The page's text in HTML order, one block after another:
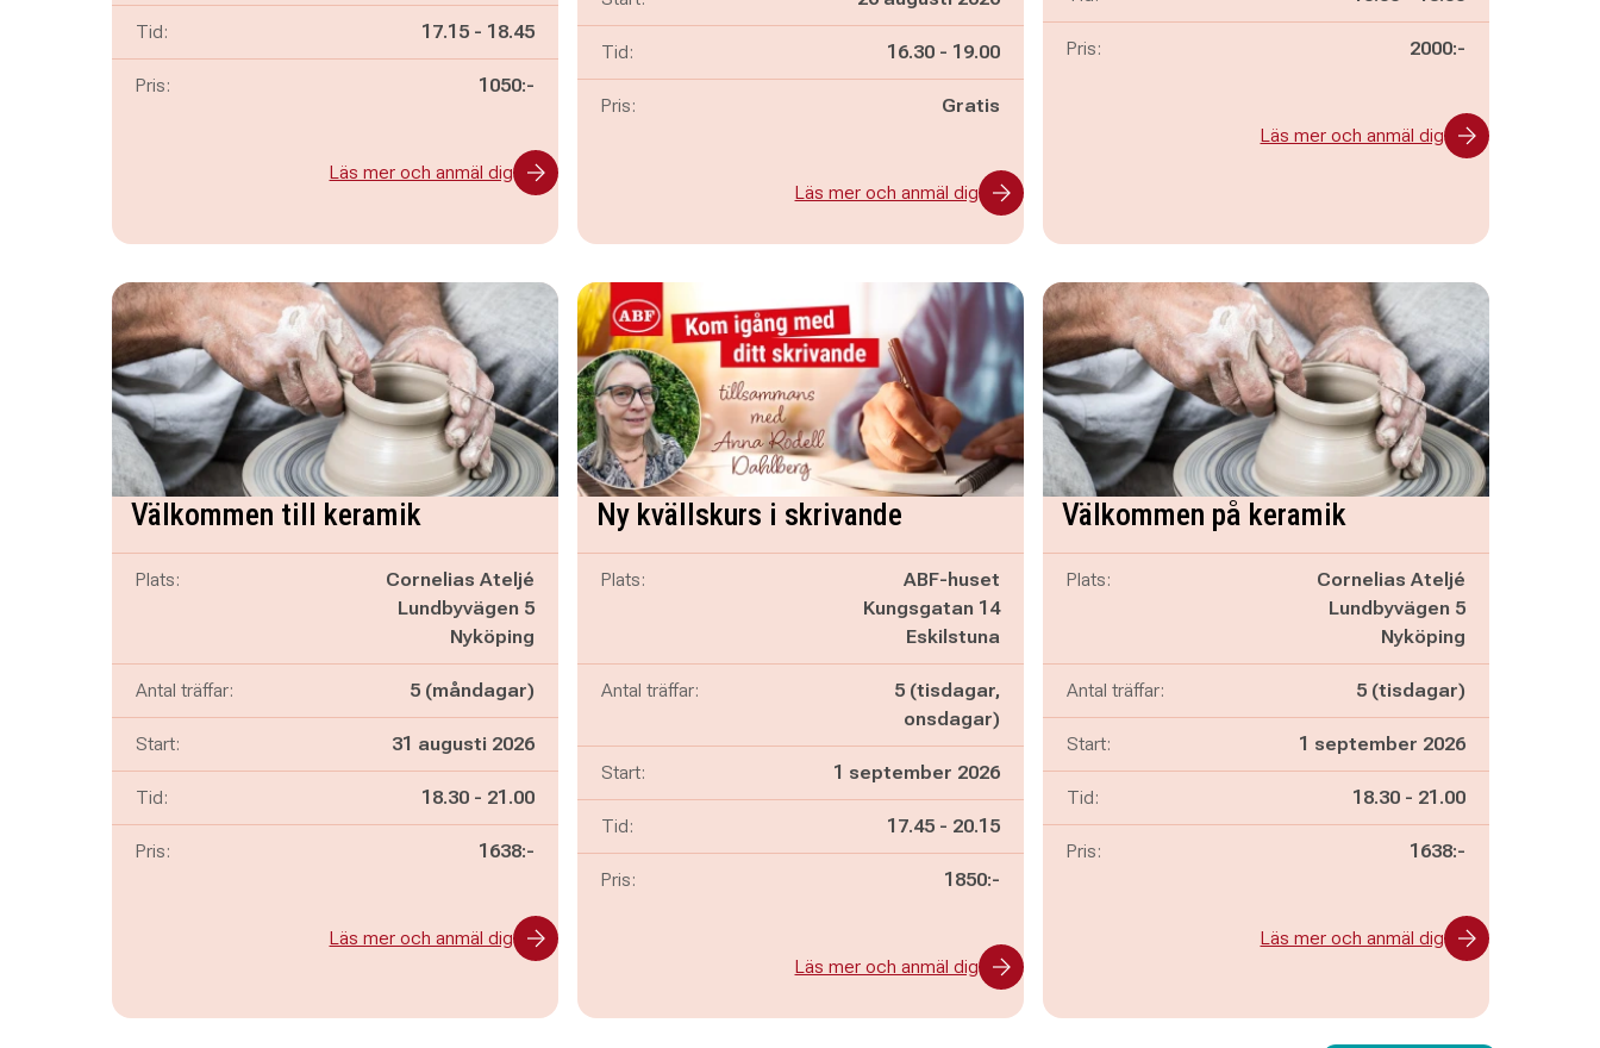
Tid: Pågår mellan
17.15 - och
18.45
Pris: 1050:-
Läs mer och anmäl dig
Tid: Pågår mellan
16.30 - och
19.00
Pris: Gratis
Läs mer och anmäl dig
Pris: 2000:-
Läs mer och anmäl dig
Välkommen till keramik
Plats:
Cornelias Ateljé
Lundbyvägen 5
Nyköping
Antal träffar: 5 (måndagar)
Start: 31 augusti 2026
Tid: Pågår mellan
18.30 - och
21.00
Pris: 1638:-
Läs mer och anmäl dig
Ny kvällskurs i skrivande
Plats:
ABF-huset
Kungsgatan 14
Eskilstuna
Antal träffar:
5 (tisdagar,
onsdagar)
Start: 1 september 2026
Tid: Pågår mellan
17.45 - och
20.15
Pris: 1850:-
Läs mer och anmäl dig
Välkommen på keramik
Plats:
Cornelias Ateljé
Lundbyvägen 5
Nyköping
Antal träffar: 5 (tisdagar)
Start: 1 september 2026
Tid: Pågår mellan
18.30 - och
21.00
Pris: 1638:-
Läs mer och anmäl dig